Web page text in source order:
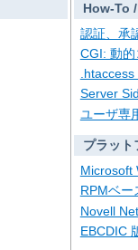
How-To
認証、承
CGI: 動
.htaccess
Server
ユーザ専
プラット
Microsoft
RPMベ
Novell
EBCDIC